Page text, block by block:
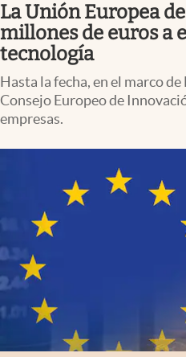
La Unión Europea
millones de euros a
tecnología
Hasta la fecha, en el marco
Consejo Europeo de
empresas.